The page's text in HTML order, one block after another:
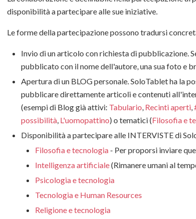
disponibilità a partecipare alle sue iniziative.
Le forme della partecipazione possono tradursi
Invio di un articolo con richiesta di
pubblicato con il nome dell'autore, una sua foto e
Apertura di un BLOG personale. SoloTablet ha la
pubblicare direttamente articoli e contenuti
(esempi di Blog già attivi: Tabulario Recinti aperti
possibilità L'uomopattino) o tematici (Filosofia e
Disponibilità a partecipare alle INTERVISTE di
Filosofia e tecnologia - Per proporsi inviare
Intelligenza artificiale(Rimanere umani al
Psicologia e tecnologia
Tecnologia e Human Resources
Religione e tecnologia